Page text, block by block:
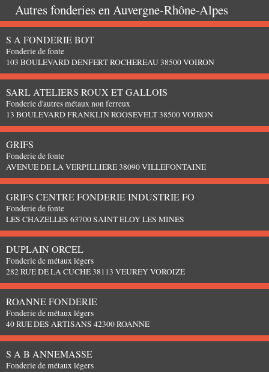
Autres fonderies enAuvergne-Rhône-Alpes
S A FONDERIE BOT
Fonderie de fonte
103 BOULEVARD DENFERT ROCHEREAU 38500 VOIRON
SARL ATELIERS ROUX ET GALLOIS
Fonderie d'autres métaux non ferreux
13 BOULEVARD FRANKLIN ROOSEVELT 38500 VOIRON
GRIFS
Fonderie de fonte
AVENUE DE LA VERPILLIERE 38090 VILLEFONTAINE
GRIFS CENTRE FONDERIE INDUSTRIE FO
Fonderie de fonte
LES CHAZELLES 63700 SAINT ELOY LES MINES
DUPLAIN ORCEL
Fonderie de métaux légers
282 RUE DE LA CUCHE 38113 VEUREY VOROIZE
ROANNE FONDERIE
Fonderie de métaux légers
40 RUE DES ARTISANS 42300 ROANNE
S A B ANNEMASSE
Fonderie de métaux légers